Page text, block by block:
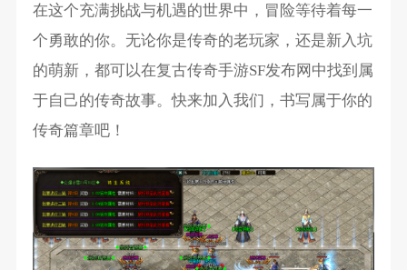
在这个充满挑战与机遇的世界中，冒险等待着每一
个勇敢的你。无论你是传奇的老玩家，还是新入坑
的萌新，都可以在复古传奇手游SF发布网中找到属
于自己的传奇故事。快来加入我们，书写属于你的
传奇篇章吧！